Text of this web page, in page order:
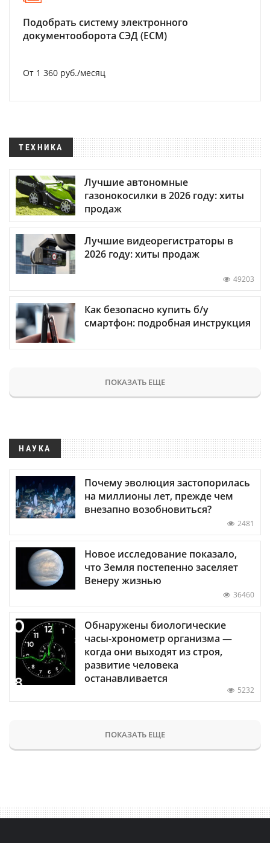
Подобрать систему электронного
документооборота СЭД (ECM)
От 1 360 руб./месяц
ТЕХНИКА
Лучшие автономные
газонокосилки в 2026 году: хиты
продаж
Лучшие видеорегистраторы в
2026 году: хиты продаж
49203
Как безопасно купить б/у
смартфон: подробная инструкция
ПОКАЗАТЬ ЕЩЕ
НАУКА
Почему эволюция застопорилась
на миллионы лет, прежде чем
внезапно возобновиться?
2481
Новое исследование показало,
что Земля постепенно заселяет
Венеру жизнью
36460
Обнаружены биологические
часы-хронометр организма —
когда они выходят из строя,
развитие человека
останавливается
5232
ПОКАЗАТЬ ЕЩЕ